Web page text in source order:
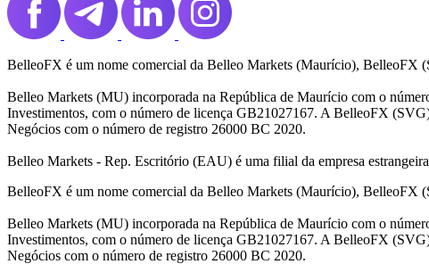
BelleoFX é um nome comercial da Belleo Markets (Maurício), BelleoFX
Belleo Markets (MU) incorporada na República de Maurício com o
Investimentos, com o número de licença GB21027167. A BelleoFX
Negócios com o número de registro 26000 BC 2020.
Belleo Markets - Rep. Escritório (EAU) é uma filial da empresa
BelleoFX é um nome comercial da Belleo Markets (Maurício), BelleoFX
Belleo Markets (MU) incorporada na República de Maurício com o
Investimentos, com o número de licença GB21027167. A BelleoFX
Negócios com o número de registro 26000 BC 2020.